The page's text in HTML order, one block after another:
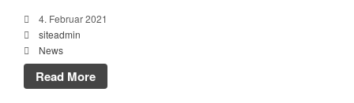
4. Februar 2021
siteadmin
News
Read More